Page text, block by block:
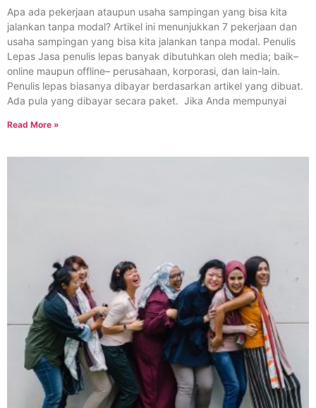
Apa ada pekerjaan ataupun usaha sampingan yang bisa kita
jalankan tanpa modal? Artikel ini menunjukkan 7 pekerjaan dan
usaha sampingan yang bisa kita jalankan tanpa modal. Penulis
Lepas Jasa penulis lepas banyak dibutuhkan oleh media; baik–
online maupun offline– perusahaan, korporasi, dan lain-lain.
Penulis lepas biasanya dibayar berdasarkan artikel yang dibuat.
Ada pula yang dibayar secara paket. Jika Anda mempunyai
Read More »